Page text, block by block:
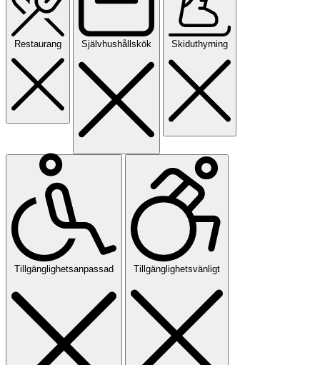
Restaurang Självhushållskök Skiduthyrning
Tillgänglighetsanpassad Tillgänglighetsvänligt